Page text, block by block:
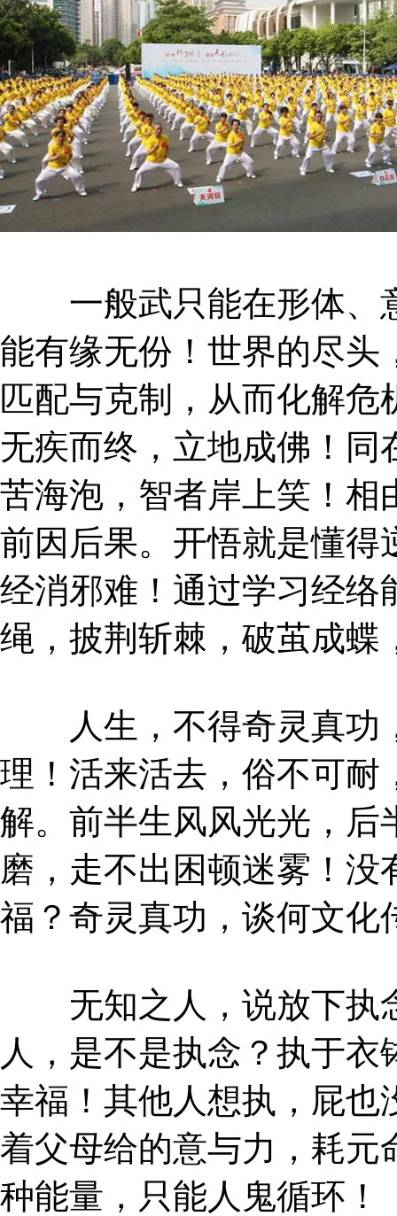
一般武只能在形体、
能有缘无份！世界的尽头
匹配与克制，从而化解
无疾而终，立地成佛！
苦海泡，智者岸上笑！相
前因后果。开悟就是懂得
经消邪难！通过学习经络
绳，披荆斩棘，破茧成蝶
人生，不得奇灵真功
理！活来活去，俗不可耐
解。前半生风风光光，后
磨，走不出困顿迷雾！
福？奇灵真功，谈何文化
无知之人，说放下执
人，是不是执念？执于
幸福！其他人想执，屁也
着父母给的意与力，耗元
种能量，只能人鬼循环！